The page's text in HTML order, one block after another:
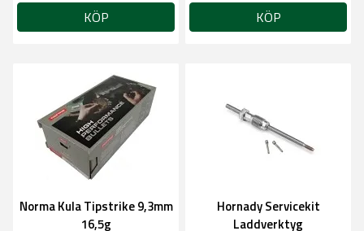
KÖP KÖP
Norma Kula Tipstrike 9,3mm
16,5g
Hornady Servicekit
Laddverktyg